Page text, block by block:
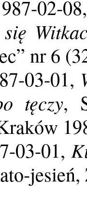
02-
nr 6
03-01,
tęczy,
03-01,